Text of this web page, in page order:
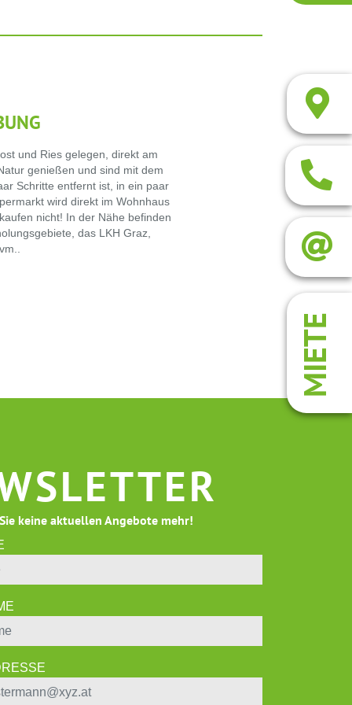
und Ries gelegen, direkt am
genießen und sind mit dem
Schritte entfernt ist, in ein paar
wird direkt im Wohnhaus
nicht! In der Nähe befinden
das LKH Graz,
MIETE
keine aktuellen Angebote mehr!